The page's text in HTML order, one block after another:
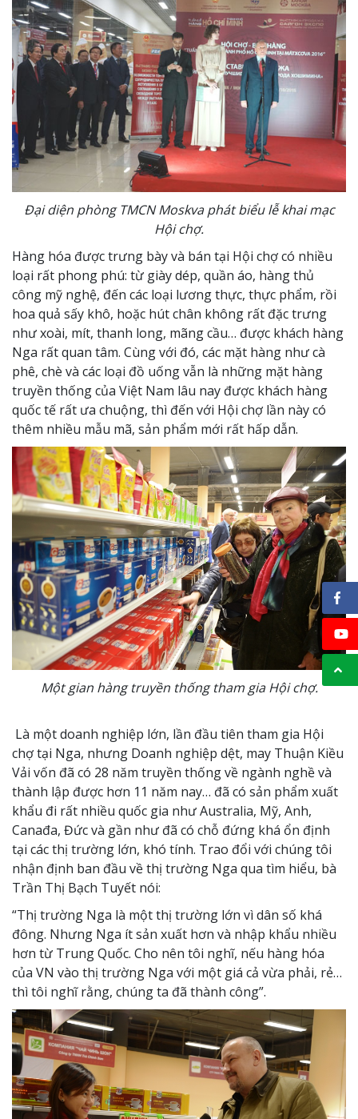
Đại diện phòng TMCN Moskva phát biểu lễ khai mạc
Hội chợ.
Hàng hóa được trưng bày và bán tại Hội chợ có nhiều
loại rất phong phú: từ giày dép, quần áo, hàng thủ
công mỹ nghệ, đến các loại lương thực, thực phẩm, rồi
hoa quả sấy khô, hoặc hút chân không rất đặc trưng
như xoài, mít, thanh long, mãng cầu… được khách hàng
Nga rất quan tâm. Cùng với đó, các mặt hàng như cà
phê, chè và các loại đồ uống vẫn là những mặt hàng
truyền thống của Việt Nam lâu nay được khách hàng
quốc tế rất ưa chuộng, thì đến với Hội chợ lần này có
thêm nhiều mẫu mã, sản phẩm mới rất hấp dẫn.
Một gian hàng truyền thống tham gia Hội chợ.
Là một doanh nghiệp lớn, lần đầu tiên tham gia Hội
chợ tại Nga, nhưng Doanh nghiệp dệt, may Thuận Kiều
Vải vốn đã có 28 năm truyền thống về ngành nghề và
thành lập được hơn 11 năm nay… đã có sản phẩm xuất
khẩu đi rất nhiều quốc gia như Australia, Mỹ, Anh,
Canađa, Đức và gần như đã có chỗ đứng khá ổn định
tại các thị trường lớn, khó tính. Trao đổi với chúng tôi
nhận định ban đầu về thị trường Nga qua tìm hiểu, bà
Trần Thị Bạch Tuyết nói:
“Thị trường Nga là một thị trường lớn vì dân số khá
đông. Nhưng Nga ít sản xuất hơn và nhập khẩu nhiều
hơn từ Trung Quốc. Cho nên tôi nghĩ, nếu hàng hóa
của VN vào thị trường Nga với một giá cả vừa phải, rẻ…
thì tôi nghĩ rằng, chúng ta đã thành công”.